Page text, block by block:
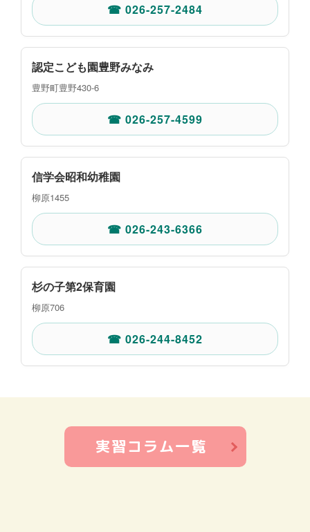
☎ 026-257-2484
認定こども園豊野みなみ
豊野町豊野430-6
☎ 026-257-4599
信学会昭和幼稚園
柳原1455
☎ 026-243-6366
杉の子第2保育園
柳原706
☎ 026-244-8452
実習コラム一覧